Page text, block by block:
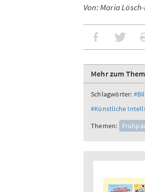
Von: Maria
Mehr zum
Schlagwörter:
#Künstliche
Themen: